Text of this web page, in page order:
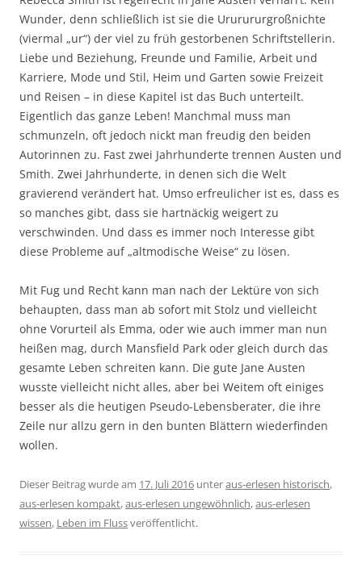
Wunder, denn schließlich ist sie die Ururururgroßnichte
(viermal „ur“) der viel zu früh gestorbenen Schriftstellerin.
Liebe und Beziehung, Freunde und Familie, Arbeit und
Karriere, Mode und Stil, Heim und Garten sowie Freizeit
und Reisen – in diese Kapitel ist das Buch unterteilt.
Eigentlich das ganze Leben! Manchmal muss man
schmunzeln, oft jedoch nickt man freudig den beiden
Autorinnen zu. Fast zwei Jahrhunderte trennen Austen und
Smith. Zwei Jahrhunderte, in denen sich die Welt
gravierend verändert hat. Umso erfreulicher ist es, dass es
so manches gibt, dass sie hartnäckig weigert zu
verschwinden. Und dass es immer noch Interesse gibt
diese Probleme auf „altmodische Weise“ zu lösen.
Mit Fug und Recht kann man nach der Lektüre von sich
behaupten, dass man ab sofort mit Stolz und vielleicht
ohne Vorurteil als Emma, oder wie auch immer man nun
heißen mag, durch Mansfield Park oder gleich durch das
gesamte Leben schreiten kann. Die gute Jane Austen
wusste vielleicht nicht alles, aber bei Weitem oft einiges
besser als die heutigen Pseudo-Lebensberater, die ihre
Zeile nur allzu gern in den bunten Blättern wiederfinden
wollen.
Dieser Beitrag wurde am 17. Juli 2016 unteraus-erlesen historisch,
aus-erlesen kompakt,aus-erlesen ungewöhnlich,aus-erlesen
wissen, Leben im Flussveröffentlicht.